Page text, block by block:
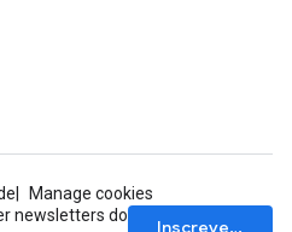
Manage cookies
newsletters do
Inscrever-se